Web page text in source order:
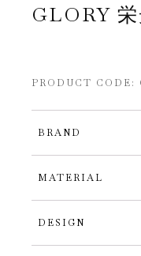
GLORY 栄
PRODUCT CODE:
BRAND
MATERIAL
DESIGN